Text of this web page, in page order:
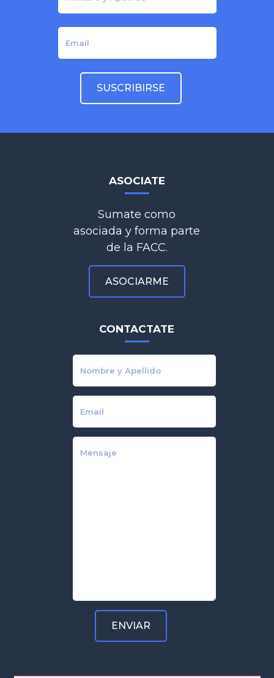
ASOCIATE
Sumate como
asociada y forma parte
de la FACC.
ASOCIARME
CONTACTATE